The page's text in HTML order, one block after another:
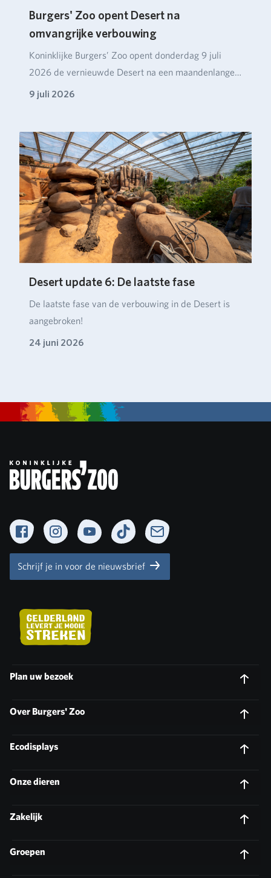
Burgers' Zoo opent Desert na
omvangrijke verbouwing
Koninklijke Burgers’ Zoo opent donderdag 9 juli
2026 de vernieuwde Desert na een maandenlange
verbou…
9 juli 2026
Desert update 6: De laatste fase
De laatste fase van de verbouwing in de Desert is
aangebroken!
24 juni 2026
FacebookInstagramYouTubeTikTok Newsletter
Schrijf je in voor de nieuwsbrief
Plan uw bezoek
Over Burgers' Zoo
Ecodisplays
Onze dieren
Zakelijk
Groepen